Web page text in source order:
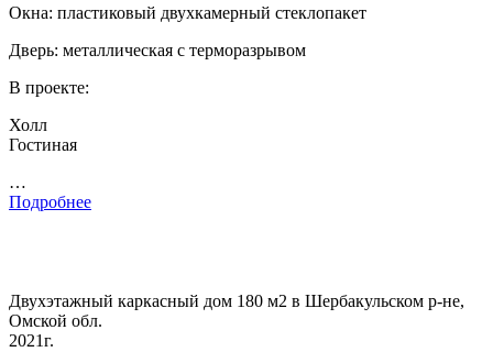
Окна: пластиковый двухкамерный стеклопакет
Дверь: металлическая с терморазрывом
В проекте:
Холл
Гостиная
…
Подробнее
Двухэтажный каркасный дом 180 м2 в Шербакульском р-не,
Омской обл.
2021г.